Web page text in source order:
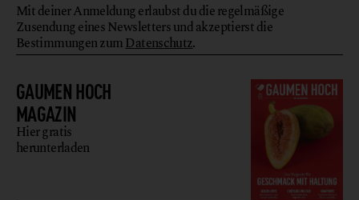
GAUMEN HOCH
MAGAZIN
Hier gratis
herunterladen
Mit deiner Anmeldung erlaubst du die regelmäßige
Zusendung eines Newsletters und akzeptierst die
Bestimmungen zumDatenschutz.